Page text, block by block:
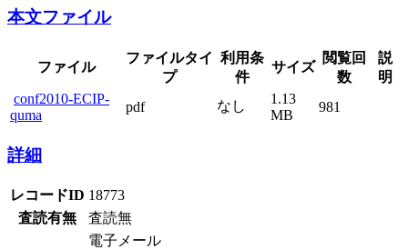
本文ファイル
ファイル
ファイルタイ
プ
利用条
件
サイズ
閲覧回
数
説
明
conf2010-ECIP-
quma
pdf なし
1.13
MB
981
詳細
レコードID 18773
査読有無
査読無
電子メール